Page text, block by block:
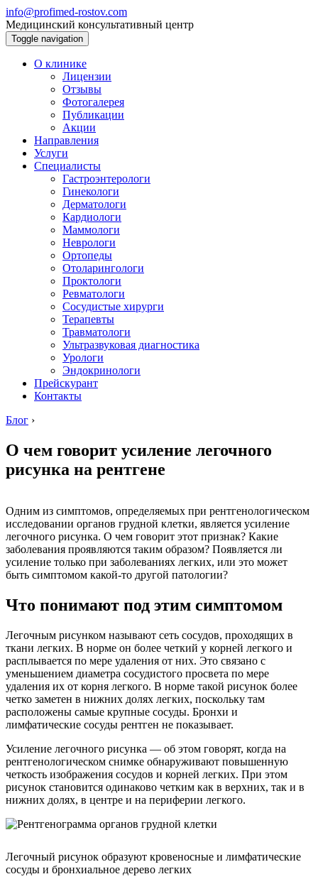
info@profimed-rostov.com
Медицинский консультативный центр
Toggle navigation
О клинике
Лицензии
Отзывы
Фотогалерея
Публикации
Акции
Направления
Услуги
Специалисты
Гастроэнтерологи
Гинекологи
Дерматологи
Кардиологи
Маммологи
Неврологи
Ортопеды
Отоларингологи
Проктологи
Ревматологи
Сосудистые хирурги
Терапевты
Травматологи
Ультразвуковая диагностика
Урологи
Эндокринологи
Прейскурант
Контакты
Блог ›
О чем говорит усиление легочного
рисунка на рентгене
Одним из симптомов, определяемых при рентгенологическом
исследовании органов грудной клетки, является усиление
легочного рисунка. О чем говорит этот признак? Какие
заболевания проявляются таким образом? Появляется ли
усиление только при заболеваниях легких, или это может
быть симптомом какой-то другой патологии?
Что понимают под этим симптомом
Легочным рисунком называют сеть сосудов, проходящих в
ткани легких. В норме он более четкий у корней легкого и
расплывается по мере удаления от них. Это связано с
уменьшением диаметра сосудистого просвета по мере
удаления их от корня легкого. В норме такой рисунок более
четко заметен в нижних долях легких, поскольку там
расположены самые крупные сосуды. Бронхи и
лимфатические сосуды рентген не показывает.
Усиление легочного рисунка — об этом говорят, когда на
рентгенологическом снимке обнаруживают повышенную
четкость изображения сосудов и корней легких. При этом
рисунок становится одинаково четким как в верхних, так и в
нижних долях, в центре и на периферии легкого.
Легочный рисунок образуют кровеносные и лимфатические
сосуды и бронхиальное дерево легких